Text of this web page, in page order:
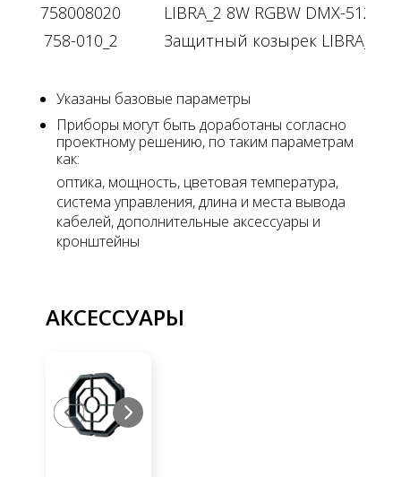
758008020
LIBRA_2 8W RGBW DMX-512
758-010_2
Защитный козырек LIBRA_2
Указаны базовые параметры
Приборы могут быть доработаны согласно
проектному решению, по таким параметрам
как:
оптика, мощность, цветовая температура,
система управления, длина и места вывода
кабелей, дополнительные аксессуары и
кронштейны
АКСЕССУАРЫ